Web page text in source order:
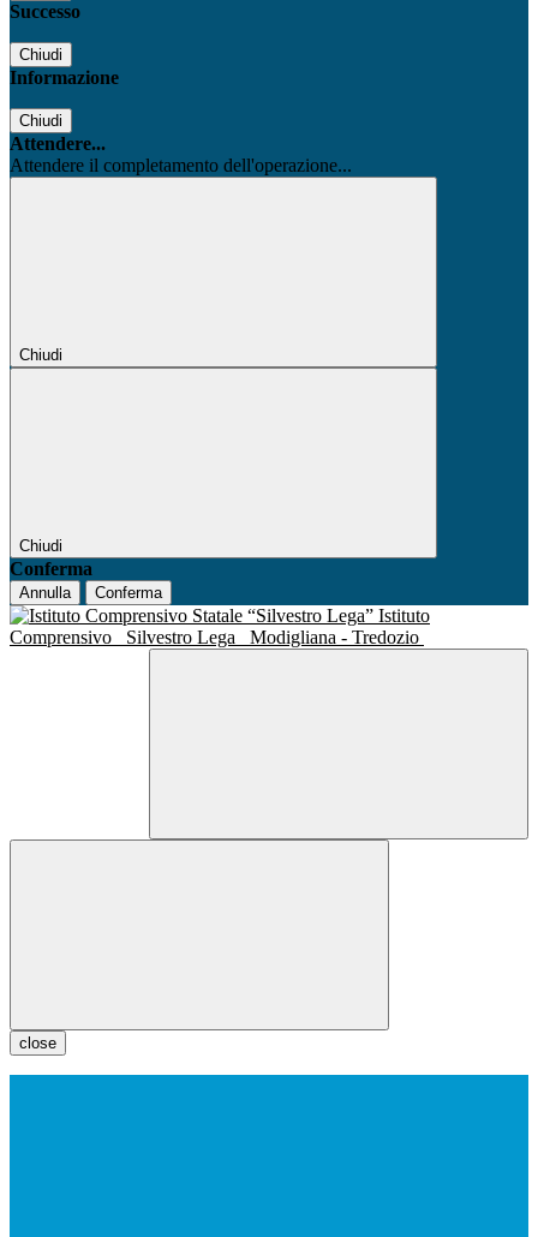
Successo
Chiudi
Informazione
Chiudi
Attendere...
Attendere il completamento dell'operazione...
Chiudi
Chiudi
Conferma
Annulla Conferma
Istituto
Comprensivo
Silvestro Lega Modigliana - Tredozio
close